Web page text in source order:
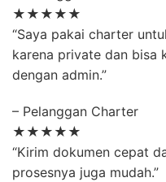
★★★★★
“Saya pakai charter
karena private dan bisa
dengan admin.”
– Pelanggan Charter
★★★★★
“Kirim dokumen cepat
prosesnya juga mudah.”